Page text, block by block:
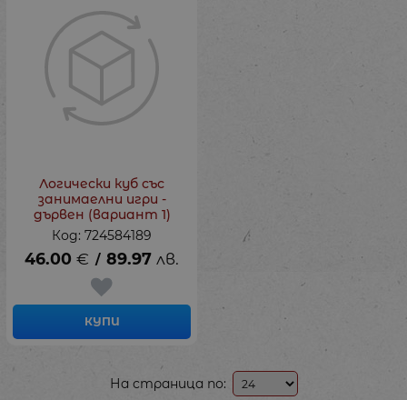
Логически куб със
занимаелни игри -
дървен (вариант 1)
Код: 724584189
46.00 € / 89.97 лв.
КУПИ
На страница по: